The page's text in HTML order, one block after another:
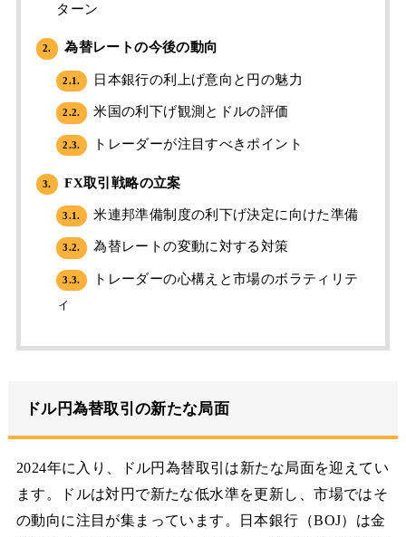
ターン
2. 為替レートの今後の動向
2.1. 日本銀行の利上げ意向と円の魅力
2.2. 米国の利下げ観測とドルの評価
2.3. トレーダーが注目すべきポイント
3. FX取引戦略の立案
3.1. 米連邦準備制度の利下げ決定に向けた準備
3.2. 為替レートの変動に対する対策
3.3.
トレーダーの心構えと市場のボラティリテ
ィ
ドル円為替取引の新たな局面
2024年に入り、ドル円為替取引は新たな局面を迎えてい
ます。ドルは対円で新たな低水準を更新し、市場ではそ
の動向に注目が集まっています。日本銀行（BOJ）は金